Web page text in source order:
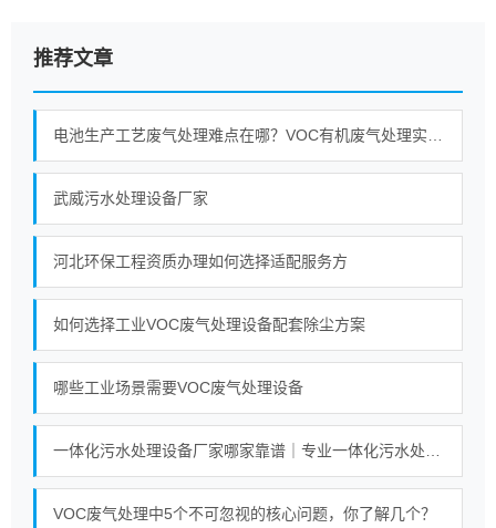
推荐文章
武威污水处理设备厂家
河北环保工程资质办理如何选择适配服务方
如何选择工业VOC废气处理设备配套除尘方案
哪些工业场景需要VOC废气处理设备
VOC废气处理中5个不可忽视的核心问题，你了解几个？